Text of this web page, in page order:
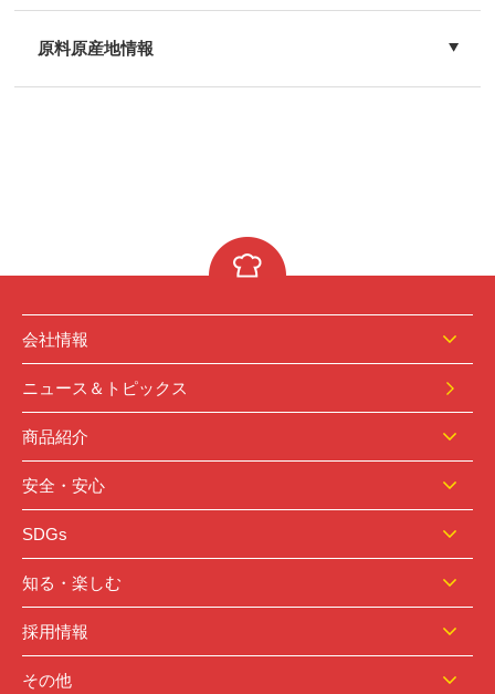
原料原産地情報
会社情報
ニュース＆トピックス
商品紹介
安全・安心
SDGs
知る・楽しむ
採用情報
その他